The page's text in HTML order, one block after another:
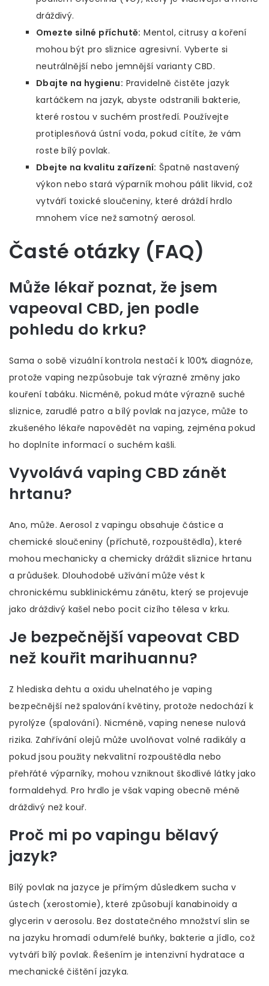
dráždivý.
Omezte silné příchutě: Mentol, citrusy a koření
mohou být pro sliznice agresivní. Vyberte si
neutrálnější nebo jemnější varianty CBD.
Dbajte na hygienu: Pravidelně čistěte jazyk
kartáčkem na jazyk, abyste odstranili bakterie,
které rostou v suchém prostředí. Používejte
protiplesňová ústní voda, pokud cítíte, že vám
roste bílý povlak.
Dbejte na kvalitu zařízení: Špatně nastavený
výkon nebo stará výparník mohou pálit likvid, což
vytváří toxické sloučeniny, které dráždí hrdlo
mnohem více než samotný aerosol.
Časté otázky (FAQ)
Může lékař poznat, že jsem
vapeoval CBD, jen podle
pohledu do krku?
Sama o sobě vizuální kontrola nestačí k 100% diagnóze,
protože vaping nezpůsobuje tak výrazné změny jako
kouření tabáku. Nicméně, pokud máte výrazně suché
sliznice, zarudlé patro a bílý povlak na jazyce, může to
zkušeného lékaře napovědět na vaping, zejména pokud
ho doplníte informací o suchém kašli.
Vyvolává vaping CBD zánět
hrtanu?
Ano, může. Aerosol z vapingu obsahuje částice a
chemické sloučeniny (příchutě, rozpouštědla), které
mohou mechanicky a chemicky dráždit sliznice hrtanu
a průdušek. Dlouhodobé užívání může vést k
chronickému subklinickému zánětu, který se projevuje
jako dráždivý kašel nebo pocit cizího tělesa v krku.
Je bezpečnější vapeovat CBD
než kouřit marihuannu?
Z hlediska dehtu a oxidu uhelnatého je vaping
bezpečnější než spalování květiny, protože nedochází k
pyrolýze (spalování). Nicméně, vaping nenese nulová
rizika. Zahřívání olejů může uvolňovat volné radikály a
pokud jsou použity nekvalitní rozpouštědla nebo
přehřáté výparníky, mohou vzniknout škodlivé látky jako
formaldehyd. Pro hrdlo je však vaping obecně méně
dráždivý než kouř.
Proč mi po vapingu bělavý
jazyk?
Bílý povlak na jazyce je přímým důsledkem sucha v
ústech (xerostomie), které způsobují kanabinoidy a
glycerin v aerosolu. Bez dostatečného množství slin se
na jazyku hromadí odumřelé buňky, bakterie a jídlo, což
vytváří bílý povlak. Řešením je intenzivní hydratace a
mechanické čištění jazyka.